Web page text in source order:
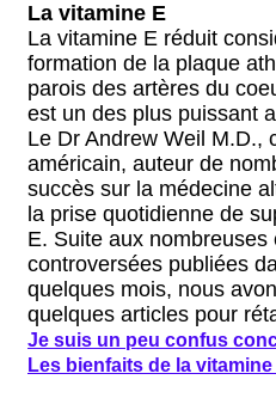
La vitamine E
La vitamine E réduit
formation de la plaque
parois des artères du
est un des plus puissant
Le Dr Andrew Weil M.D.,
américain, auteur de
succès sur la médecine
la prise quotidienne de
E. Suite aux
controversées publiées
quelques mois, nous
quelques articles pour
Je suis un peu confus
Les bienfaits de la vitamine